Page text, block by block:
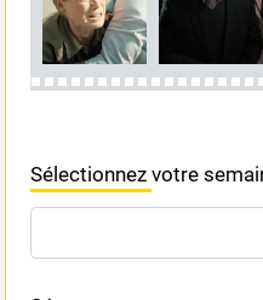
Sélectionnez votre